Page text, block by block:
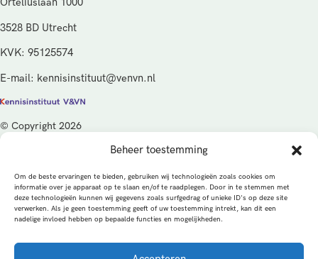
Beheer toestemming
Om de beste ervaringen te bieden, gebruiken wij technologieën zoals cookies om
informatie over je apparaat op te slaan en/of te raadplegen. Door in te stemmen met
deze technologieën kunnen wij gegevens zoals surfgedrag of unieke ID's op deze site
verwerken. Als je geen toestemming geeft of uw toestemming intrekt, kan dit een
nadelige invloed hebben op bepaalde functies en mogelijkheden.
Orteliuslaan 1000
3528 BD Utrecht
KVK: 95125574
E-mail: kennisinstituut@venvn.nl
© Copyright 2026
De activiteiten van het Kennisinstituut V&VN worden gefinancierd
vanuit de kwaliteitsgelden van het ministerie van Volksgezondheid,
Welzijn en Sport (VWS), beheerd door ZonMw.
PrivacybeleidCookiesAlgemene voorwaarden